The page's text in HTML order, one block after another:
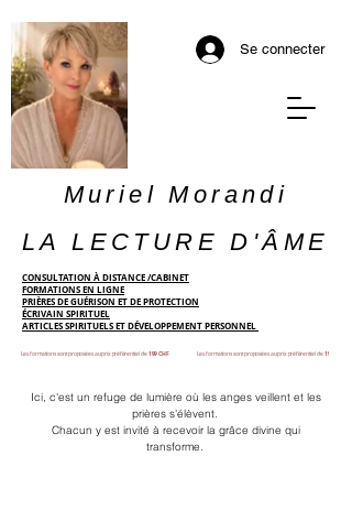
Se connecter
Muriel Morandi
LA LECTURE D'ÂME
Les formations sont proposées au prix préférentiel de199 CHF Les formations sont proposées au prix préférentiel de199 CHF
CONSULTATION À DISTANCE /CABINET
FORMATIONS EN LIGNE
PRIÈRES DE GUÉRISON ET DE PROTECTION
ÉCRIVAIN SPIRITUEL
ARTICLES SPIRITUELS ET DÉVELOPPEMENT PERSONNEL
Ici, c'est un refuge de lumière où les anges veillent et les
prières s'élèvent.
Chacun y est invité à recevoir la grâce divine qui
transforme.